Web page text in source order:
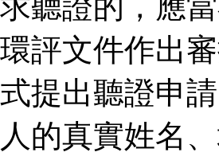
環評文件作出
式提出聽證申
人的真實姓名